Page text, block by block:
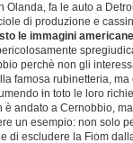
Olanda, fa le auto a
di produzione e
le immagini
perchè non gli
famosa rubinetteria,
in toto le loro
è andato a Cernobbio,
un esempio: non solo
di escludere la Fiom